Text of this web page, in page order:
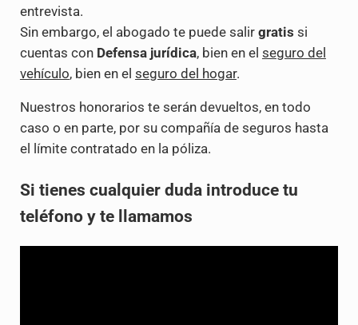
entrevista.
Sin embargo, el abogado te puede salir gratis si
cuentas con Defensa jurídica, bien en el seguro del
vehículo, bien en el seguro del hogar.
Nuestros honorarios te serán devueltos, en todo
caso o en parte, por su compañía de seguros hasta
el límite contratado en la póliza.
Si tienes cualquier duda introduce tu
teléfono y te llamamos